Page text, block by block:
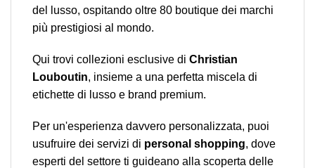
del lusso, ospitando oltre 80 boutique dei marchi
più prestigiosi al mondo.
Qui trovi collezioni esclusive di Christian
Louboutin, insieme a una perfetta miscela di
etichette di lusso e brand premium.
Per un'esperienza davvero personalizzata, puoi
usufruire dei servizi di personal shopping, dove
esperti del settore ti guideano alla scoperta delle